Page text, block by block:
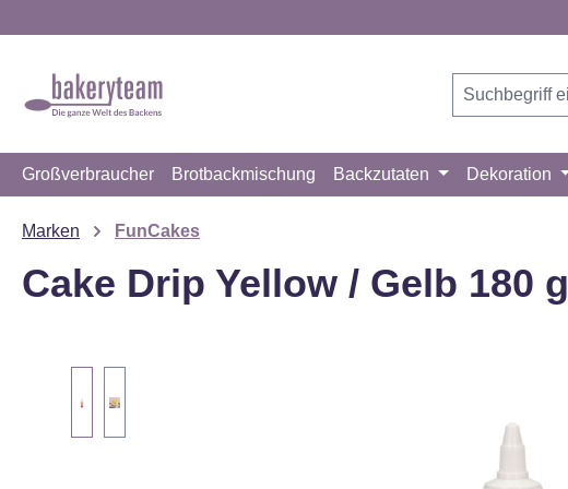
Großverbraucher Brotbackmischung Backzutaten Dekoration
Marken FunCakes
Cake Drip Yellow / Gelb 180 g